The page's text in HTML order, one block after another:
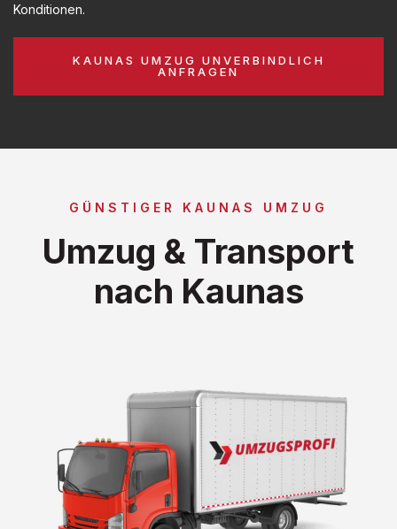
Konditionen.
KAUNAS UMZUG UNVERBINDLICH
ANFRAGEN
GÜNSTIGER KAUNAS UMZUG
Umzug & Transport
nach Kaunas